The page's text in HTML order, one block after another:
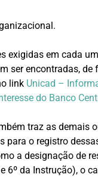
exigidas em cada
ser encontradas, de
link Unicad –
do Banco
traz as demais
para o registro
a designação de
6º da Instrução), o